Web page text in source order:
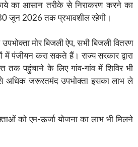
का आसान तरीके से निराकरण करने का
जून 2026 तक प्रभावशील रहेगी।
मोर बिजली ऐप, सभी बिजली वितरण
में पंजीयन करा सकते हैं। राज्य सरकार द्वारा
तक पहुंचाने के लिए गांव-गांव में शिविर भी
अधिक जरूरतमंद उपभोक्ता इसका लाभ ले
को एम-ऊर्जा योजना का लाभ भी मिलने